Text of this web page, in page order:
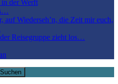
in der Werft
auf Wiederseh’n, die Zeit mir euch,
Reisegruppe zieht los…